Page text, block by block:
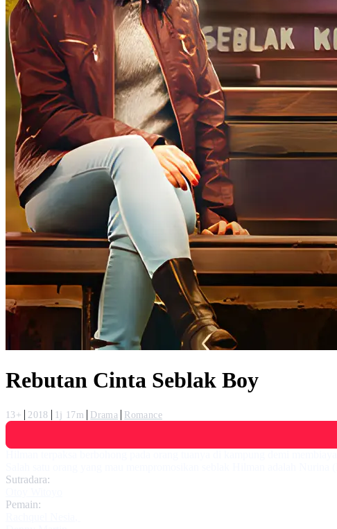
Rebutan Cinta Seblak Boy
13+ 2018 1j 17m Drama
Romance
Sutradara:
Pemain: